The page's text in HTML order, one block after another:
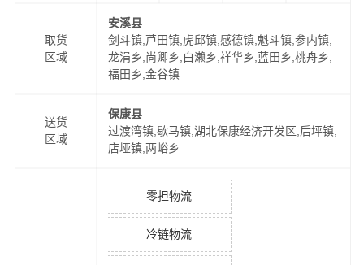
取货
区域
安溪县
剑斗镇,芦田镇,虎邱镇,感德镇,魁斗镇,参内镇,
龙涓乡,尚卿乡,白濑乡,祥华乡,蓝田乡,桃舟乡,
福田乡,金谷镇
送货
区域
保康县
过渡湾镇,歇马镇,湖北保康经济开发区,后坪镇,
店垭镇,两峪乡
零担物流
冷链物流